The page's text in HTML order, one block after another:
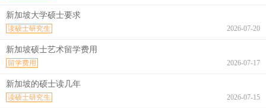
新加坡大学硕士要求
2026-07-20
读硕士研究生
新加坡硕士艺术留学费用
2026-07-17
留学费用
新加坡的硕士读几年
2026-07-15
读硕士研究生